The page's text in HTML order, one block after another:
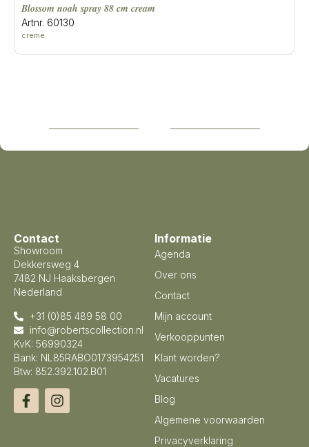
blossom noah spray 88 cm cream
Artnr. 60130
creme
Contact
Showroom
Dekkersweg 4
7482 NJ Haaksbergen
Nederland
+31 (0)85 489 58 00
info@robertscollection.nl
KvK: 56990324
Bank: NL85RABO0173954251
Btw: 852.392.102.B01
Informatie
Agenda
Over ons
Contact
Mijn account
Verkooppunten
Klant worden?
Vacatures
Blog
Algemene voorwaarden
Privacyverklaring